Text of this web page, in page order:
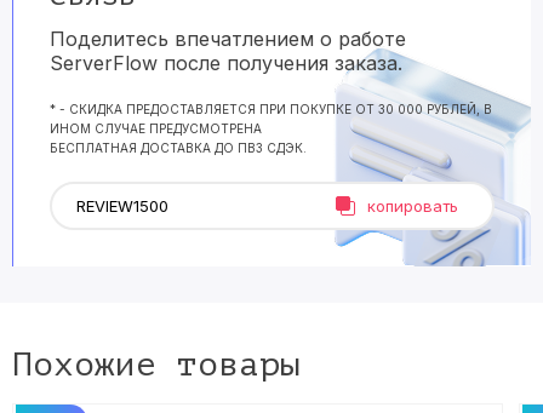
Поделитесь впечатлением о работе
ServerFlow после получения заказа.
* - СКИДКА ПРЕДОСТАВЛЯЕТСЯ ПРИ ПОКУПКЕ ОТ 30 000 РУБЛЕЙ, В
ИНОМ СЛУЧАЕ ПРЕДУСМОТРЕНА
БЕСПЛАТНАЯ ДОСТАВКА ДО ПВЗ СДЭК.
копировать
Похожие товары